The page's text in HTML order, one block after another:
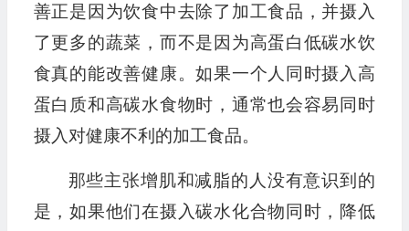
善正是因为饮食中去除了加工食品，并摄入
了更多的蔬菜，而不是因为高蛋白低碳水饮
食真的能改善健康。如果一个人同时摄入高
蛋白质和高碳水食物时，通常也会容易同时
摄入对健康不利的加工食品。
那些主张增肌和减脂的人没有意识到的
是，如果他们在摄入碳水化合物同时，降低